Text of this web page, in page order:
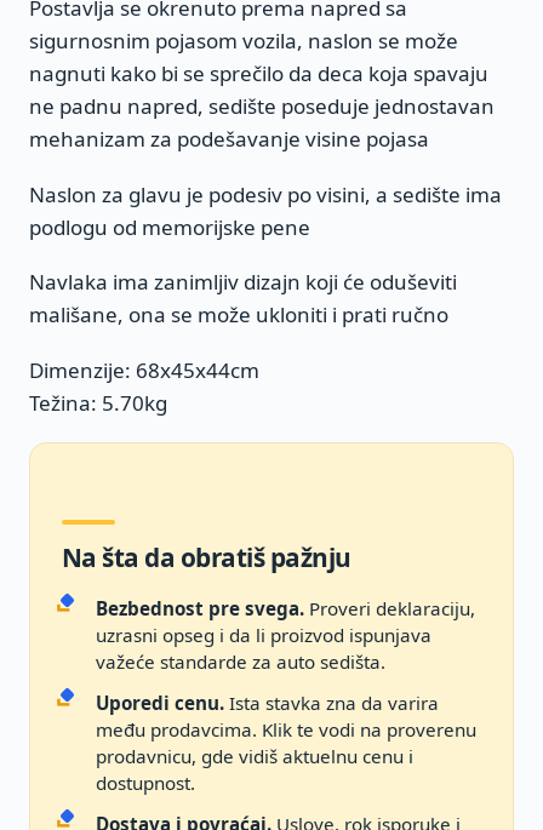
Postavlja se okrenuto prema napred sa
sigurnosnim pojasom vozila, naslon se može
nagnuti kako bi se sprečilo da deca koja spavaju
ne padnu napred, sedište poseduje jednostavan
mehanizam za podešavanje visine pojasa
Naslon za glavu je podesiv po visini, a sedište ima
podlogu od memorijske pene
Navlaka ima zanimljiv dizajn koji će oduševiti
mališane, ona se može ukloniti i prati ručno
Dimenzije: 68x45x44cm
Težina: 5.70kg
Na šta da obratiš pažnju
Bezbednost pre svega. Proveri deklaraciju,
uzrasni opseg i da li proizvod ispunjava
važeće standarde za auto sedišta.
Uporedi cenu. Ista stavka zna da varira
među prodavcima. Klik te vodi na proverenu
prodavnicu, gde vidiš aktuelnu cenu i
dostupnost.
Dostava i povraćaj. Uslove, rok isporuke i